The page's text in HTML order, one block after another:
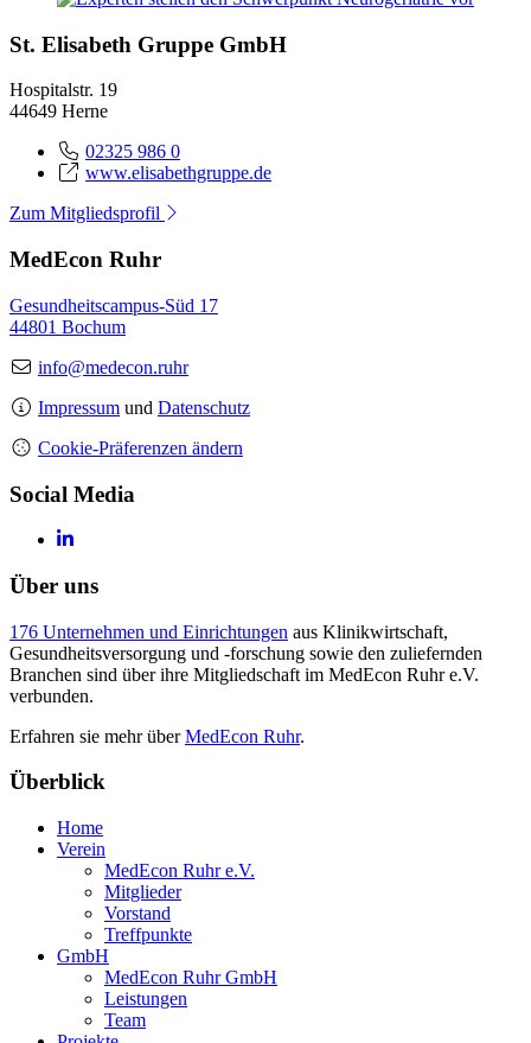
St. Elisabeth Gruppe GmbH
Hospitalstr. 19
44649 Herne
02325 986 0
www.elisabethgruppe.de
Zum Mitgliedsprofil
MedEcon Ruhr
Gesundheitscampus-Süd 17
44801 Bochum
info@medecon.ruhr
Impressum und Datenschutz
Cookie-Präferenzen ändern
Social Media
Über uns
176 Unternehmen und Einrichtungen aus Klinikwirtschaft,
Gesundheitsversorgung und -forschung sowie den zuliefernden
Branchen sind über ihre Mitgliedschaft im MedEcon Ruhr e.V.
verbunden.
Erfahren sie mehr überMedEcon Ruhr.
Überblick
Home
Verein
MedEcon Ruhr e.V.
Mitglieder
Vorstand
Treffpunkte
GmbH
MedEcon Ruhr GmbH
Leistungen
Team